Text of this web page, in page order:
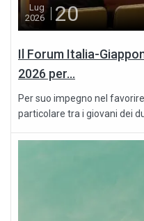
Lug
2026
20
Il Forum Italia-
2026 per...
Per suo impegno nel
particolare tra i giovani dei